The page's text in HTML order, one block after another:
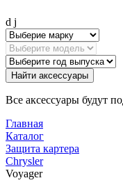
d j
Найти аксессуары
Все аксессуары будут
Главная
Каталог
Защита картера
Chrysler
Voyager